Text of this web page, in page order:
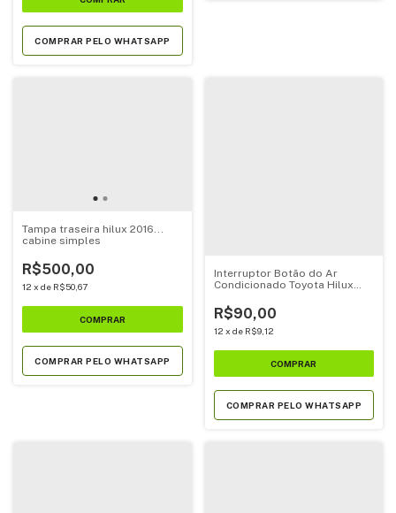
COMPRAR PELO WHATSAPP
Tampa traseira hilux 2016...
cabine simples
R$500,00
12 x de R$50,67
COMPRAR PELO WHATSAPP
Interruptor Botão do Ar
Condicionado Toyota Hilux
R$90,00
12 x de R$9,12
COMPRAR PELO WHATSAPP